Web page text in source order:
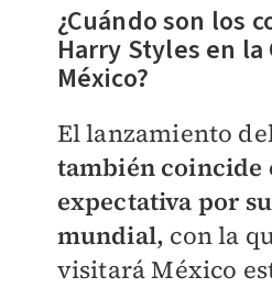
¿Cuándo son los
Harry Styles en la
México?
El lanzamiento
también coincide
expectativa por
mundial, con la
visitará México